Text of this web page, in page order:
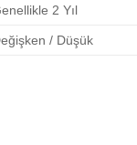
2 Yıl
/ Düşük